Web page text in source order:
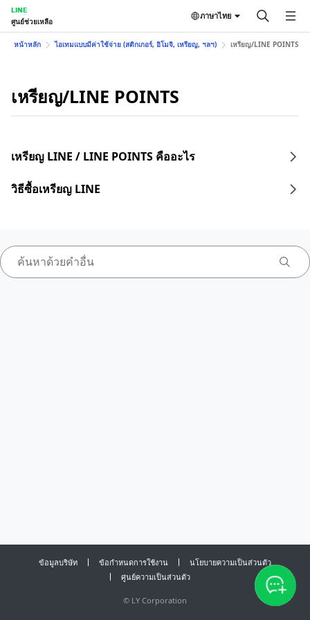
LINE
ศูนย์ช่วยเหลือ
ภาษาไทย
หน้าหลัก ไอเทมแบบมีค่าใช้จ่าย (สติกเกอร์, อิโมจิ, เหรียญ, ฯลฯ) เหรียญ/LINE POINTS
เหรียญ/LINE POINTS
เหรียญ LINE / LINE POINTS คืออะไร
วิธีซื้อเหรียญ LINE
ข้อมูลบริษัท ข้อกำหนดการใช้งาน
นโยบายความเป็นส่วนตัว
ศูนย์ความเป็นส่วนตัว
© LY Corporation